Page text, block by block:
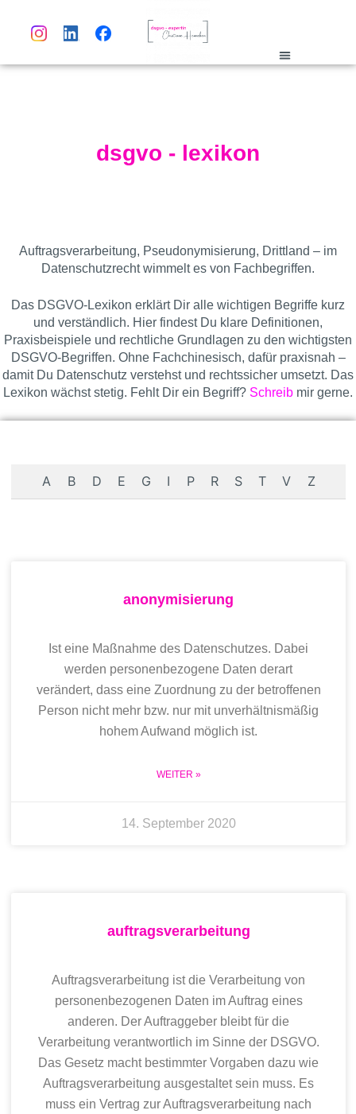
dsgvo - lexikon
Auftragsverarbeitung, Pseudonymisierung, Drittland – im
Datenschutzrecht wimmelt es von Fachbegriffen.
Das DSGVO-Lexikon erklärt Dir alle wichtigen Begriffe kurz
und verständlich. Hier findest Du klare Definitionen,
Praxisbeispiele und rechtliche Grundlagen zu den wichtigsten
DSGVO-Begriffen. Ohne Fachchinesisch, dafür praxisnah –
damit Du Datenschutz verstehst und rechtssicher umsetzt. Das
Lexikon wächst stetig. Fehlt Dir ein Begriff? Schreib mir gerne.
A B D E G I P R S T V Z
anonymisierung
Ist eine Maßnahme des Datenschutzes. Dabei
werden personenbezogene Daten derart
verändert, dass eine Zuordnung zu der betroffenen
Person nicht mehr bzw. nur mit unverhältnismäßig
hohem Aufwand möglich ist.
WEITER »
14. September 2020
auftragsverarbeitung
Auftragsverarbeitung ist die Verarbeitung von
personenbezogenen Daten im Auftrag eines
anderen. Der Auftraggeber bleibt für die
Verarbeitung verantwortlich im Sinne der DSGVO.
Das Gesetz macht bestimmter Vorgaben dazu wie
Auftragsverarbeitung ausgestaltet sein muss. Es
muss ein Vertrag zur Auftragsverarbeitung nach